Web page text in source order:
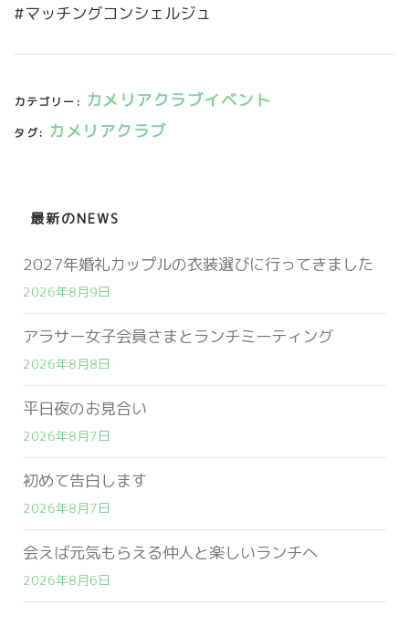
#マッチングコンシェルジュ
カテゴリー: カメリアクラブイベント
タグ: カメリアクラブ
最新のNEWS
2027年婚礼カップルの衣装選びに行ってきました
2026年8月9日
アラサー女子会員さまとランチミーティング
2026年8月8日
平日夜のお見合い
2026年8月7日
初めて告白します
2026年8月7日
会えば元気もらえる仲人と楽しいランチへ
2026年8月6日